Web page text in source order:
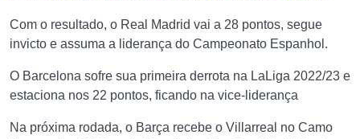
Com o resultado, o Real Madrid vai a 28 pontos, segue
invicto e assuma a liderança do Campeonato Espanhol.
O Barcelona sofre sua primeira derrota na LaLiga 2022/23 e
estaciona nos 22 pontos, ficando na vice-liderança
Na próxima rodada, o Barça recebe o Villarreal no Camo